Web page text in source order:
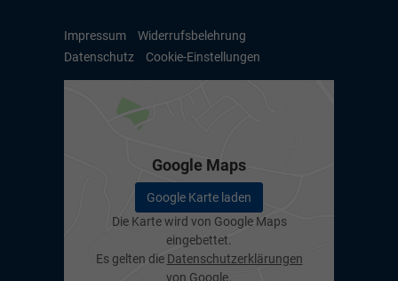
Impressum
Widerrufsbelehrung
Datenschutz
Cookie-Einstellungen
Google Maps
Google Karte laden
Die Karte wird von Google Maps
eingebettet.
Es gelten die Datenschutzerklärungen
von Google.